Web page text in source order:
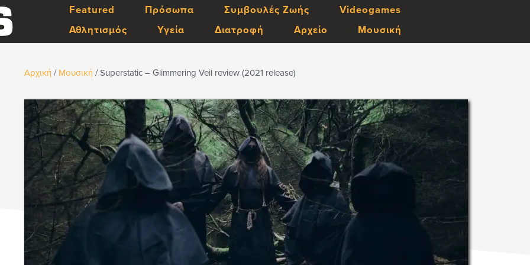
Featured Πρόσωπα Συμβουλές Ζωής
Videogames
Αθλητισμός
Υγεία Διατροφή Αρχείο Μουσική
Αρχική / Μουσική /Superstatic – Glimmering Veil review (2021 release)